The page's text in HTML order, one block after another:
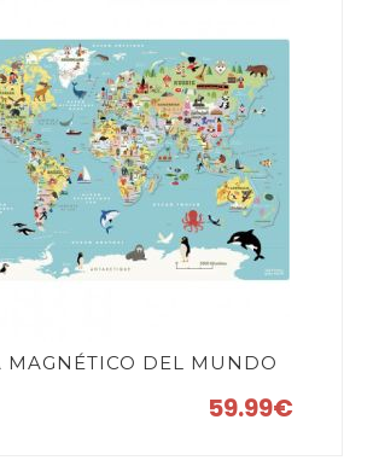
MAGNÉTICO DEL MUNDO
59.99€